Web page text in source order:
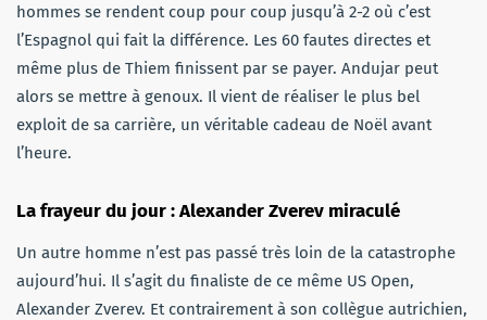
hommes se rendent coup pour coup jusqu’à 2-2 où c’est
l’Espagnol qui fait la différence. Les 60 fautes directes et
même plus de Thiem finissent par se payer. Andujar peut
alors se mettre à genoux. Il vient de réaliser le plus bel
exploit de sa carrière, un véritable cadeau de Noël avant
l’heure.
La frayeur du jour : Alexander Zverev miraculé
Un autre homme n’est pas passé très loin de la catastrophe
aujourd’hui. Il s’agit du finaliste de ce même US Open,
Alexander Zverev. Et contrairement à son collègue autrichien,